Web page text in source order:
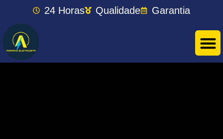
24 Horas Qualidade Garantia